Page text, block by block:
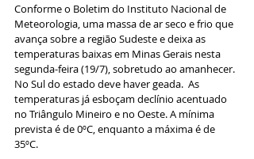
Conforme o Boletim do Instituto Nacional de
Meteorologia, uma massa de ar seco e frio que
avança sobre a região Sudeste e deixa as
temperaturas baixas em Minas Gerais nesta
segunda-feira (19/7), sobretudo ao amanhecer.
No Sul do estado deve haver geada.  As
temperaturas já esboçam declínio acentuado
no Triângulo Mineiro e no Oeste. A mínima
prevista é de 0ºC, enquanto a máxima é de
35ºC.